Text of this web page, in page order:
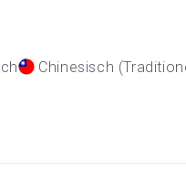
Chinesisch